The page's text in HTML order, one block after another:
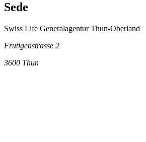
Sede
Swiss Life Generalagentur Thun-Oberland
Frutigenstrasse 2
3600 Thun